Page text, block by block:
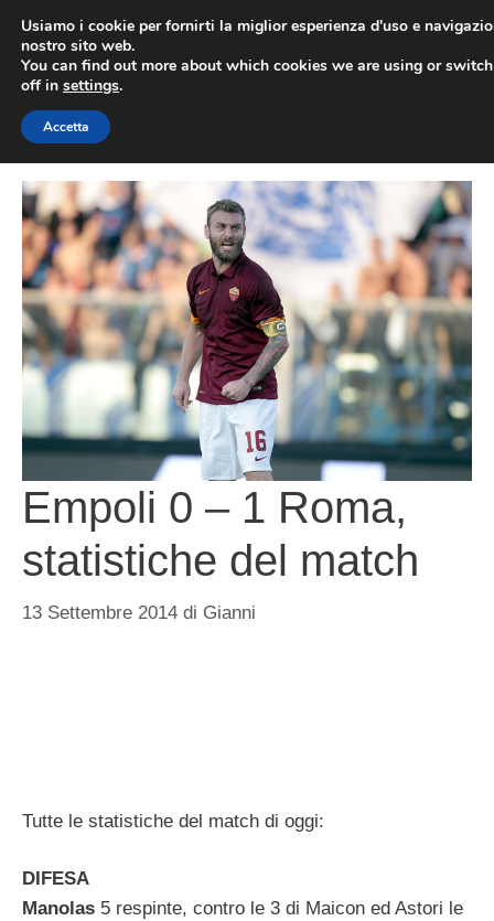
contenuto
Empoli 0 – 1 Roma,
statistiche del match
13 Settembre 2014 di Gianni
Tutte le statistiche del match di oggi:
DIFESA
Manolas 5 respinte, contro le 3 di Maicon ed Astori le
Usiamo i cookie per fornirti la miglior esperienza d'uso e
nostro sito web.
You can find out more about which cookies we are using or
off in settings.
Accetta